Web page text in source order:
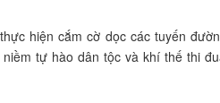
hiện cắm cờ dọc các tuyến
tự hào dân tộc và khí thế thi